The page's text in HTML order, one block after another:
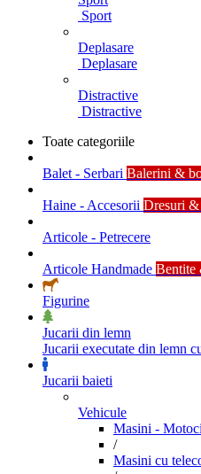
Sport
Deplasare
Deplasare
Distractive
Distractive
Toate categoriile
Balet - Serbari Balerini &
Haine - Accesorii Dresuri &
Articole - Petrecere
Articole Handmade Bentite
Figurine
Jucarii din lemn
Jucarii executate din lemn
Jucarii baieti
Vehicule
Masini -
/
Masini cu